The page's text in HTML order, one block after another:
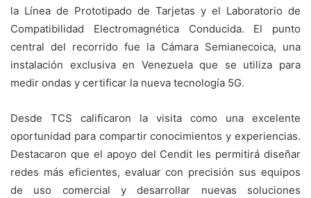
la Línea de Prototipado de Tarjetas y el Laboratorio de
Compatibilidad Electromagnética Conducida. El punto
central del recorrido fue la Cámara Semianecoica, una
instalación exclusiva en Venezuela que se utiliza para
medir ondas y certificar la nueva tecnología 5G.
Desde TCS calificaron la visita como una excelente
oportunidad para compartir conocimientos y experiencias.
Destacaron que el apoyo del Cendit les permitirá diseñar
redes más eficientes, evaluar con precisión sus equipos
de uso comercial y desarrollar nuevas soluciones